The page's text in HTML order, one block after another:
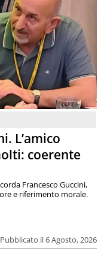
L’amico
coerente
Pubblicato il 6 Agosto, 2026
Francesco Guccini,
e riferimento morale.